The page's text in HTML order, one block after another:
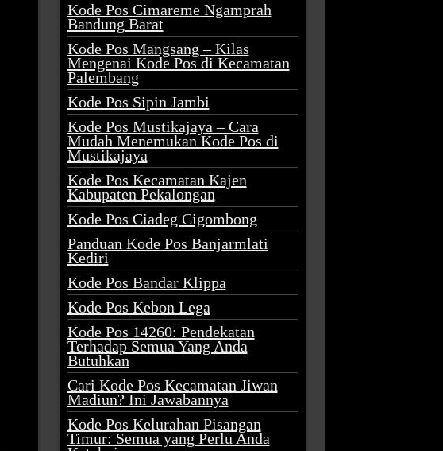
Kode Pos Cimareme Ngamprah
Bandung Barat
Kode Pos Mangsang – Kilas
Mengenai Kode Pos di Kecamatan
Palembang
Kode Pos Sipin Jambi
Kode Pos Mustikajaya – Cara
Mudah Menemukan Kode Pos di
Mustikajaya
Kode Pos Kecamatan Kajen
Kabupaten Pekalongan
Kode Pos Ciadeg Cigombong
Panduan Kode Pos Banjarmlati
Kediri
Kode Pos Bandar Klippa
Kode Pos Kebon Lega
Kode Pos 14260: Pendekatan
Terhadap Semua Yang Anda
Butuhkan
Cari Kode Pos Kecamatan Jiwan
Madiun? Ini Jawabannya
Kode Pos Kelurahan Pisangan
Timur: Semua yang Perlu Anda